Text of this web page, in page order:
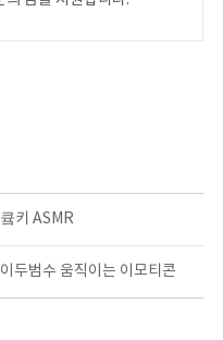
티콘 #결과공유회
키 ASMR
두범수 움직이는 이모티콘